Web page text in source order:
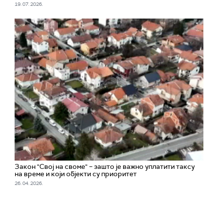
19. 07. 2026.
Закон "Свој на своме" – зашто је важно уплатити таксу
на време и који објекти су приоритет
26. 04. 2026.